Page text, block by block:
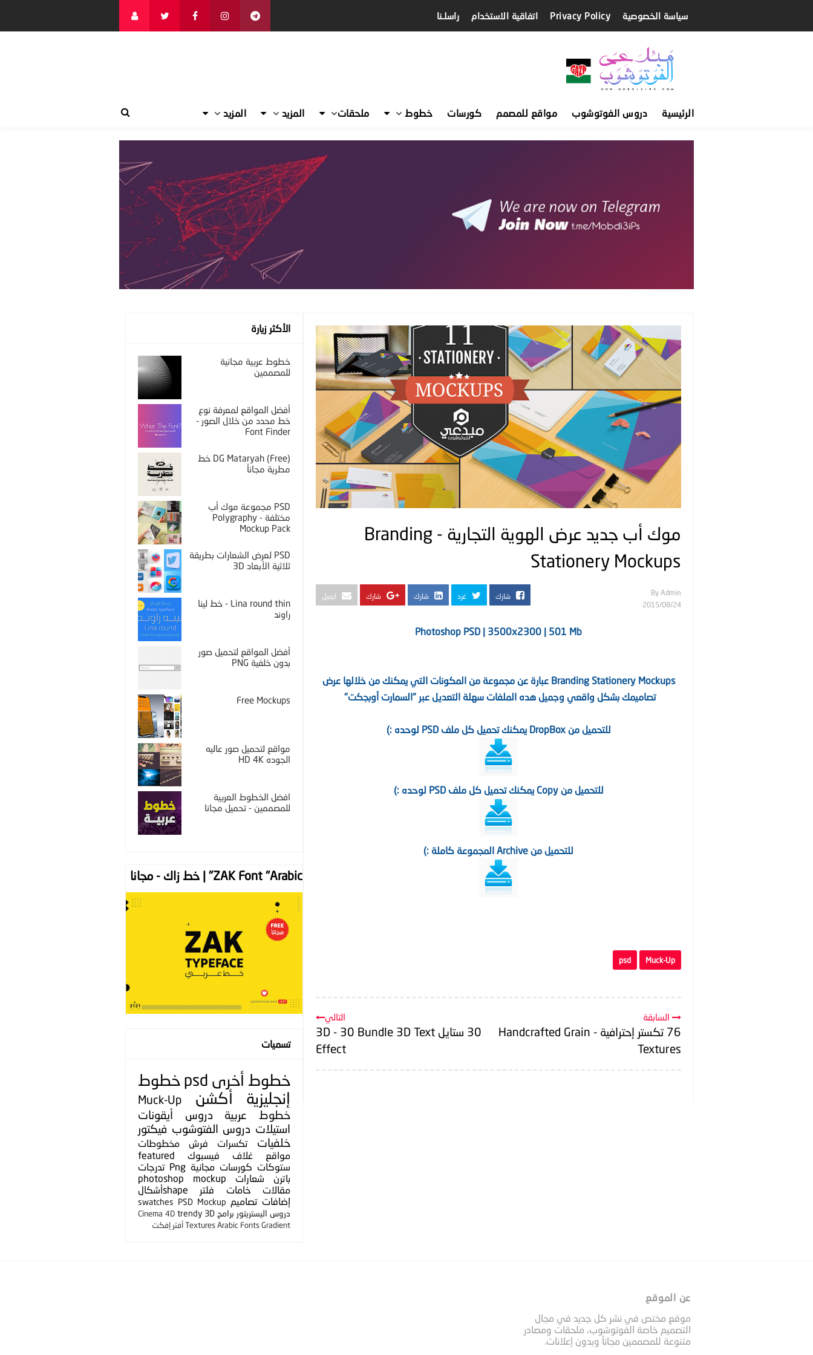
سياسة الخصوصية Privacy Policy اتفاقية الاستخدام راسلـنا
الرئيسية دروس الفوتوشوب مواقع للمصمم كورسات خطوط ملحقات المزيد المزيد
موك أب جديد عرض الهوية التجارية - Branding
Stationery Mockups
By Admin
24‏/08‏/2015
شارك غرد شارك شارك ايميل
Photoshop PSD | 3500x2300 | 501 Mb
Branding Stationery Mockups عبارة عن مجموعة من المكونات التي يمكنك من خلالها عرض
تصاميمك بشكل واقعي وجميل هده الملفات سهلة التعديل عبر "السمارت أوبجكت"
للتحميل من DropBox يمكنك تحميل كل ملف PSD لوحده :)
للتحميل من Copy يمكنك تحميل كل ملف PSD لوحده :)
للتحميل من Archive المجموعة كاملة :)
Muck-Up
psd
التالي
30 ستايل 3D - 30 Bundle 3D Text
Effect
السابقة
76 تكستر إحترافية - Handcrafted Grain
Textures
الأكثر زيارة
خطوط عربية مجانية
للمصممين
أفضل المواقع لمعرفة نوع
خط محدد من خلال الصور -
Font Finder
DG Mataryah (Free) خط
مطرية مجاناً
PSD مجموعة موك أب
مختلفة - Polygraphy
Mockup Pack
PSD لعرض الشعارات بطريقة
ثلاثية الأبعاد 3D
Lina round thin - خط لينا
راوند
أفضل المواقع لتحميل صور
بدون خلفية PNG
Free Mockups
مواقع لتحميل صور عاليه
الجوده HD 4K
افضل الخطوط العربية
للمصممين - تحميل مجانا
ZAK Font "Arabic" | خط زاك - مجانا
تسميات
خطوط أخرى psd خطوط
إنجليزية
أكشن
Muck-Up
خطوط عربية
دروس
أيقونات
استيلات دروس الفتوشوب فيكتور
خلفيات
تكسرات فرش
مخطوطات
مواقع
غلاف فيسبوك
featured
ستوكات كورسات مجانية Png تدرجات
باترن
شعارات
photoshop mockup
مقالات
خامات فلتر
shapeأشكال
إضافات تصاميم PSD Mockup
swatches
دروس اليستريتور برامج 3D
trendy
Cinema 4D
Gradient
Arabic Fonts
Texturesأفتر إفكت
عن الموقع
موقع مختص في نشر كل جديد في مجال
التصميم خاصة الفوتوشوب، ملحقات ومصادر
متنوعة للمصممين مجاناً وبدون إعلانات.